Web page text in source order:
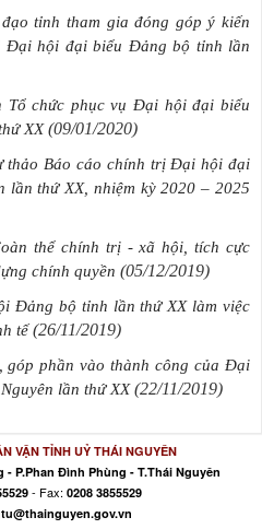
tỉnh tham gia đóng góp ý kiến
Đại hội đại biểu Đảng bộ tỉnh lần
Tổ chức phục vụ Đại hội đại biểu
XX (09/01/2020)
thảo Báo cáo chính trị Đại hội đại
lần thứ XX, nhiệm kỳ 2020 – 2025
thể chính trị - xã hội, tích cực
chính quyền (05/12/2019)
Đảng bộ tỉnh lần thứ XX làm việc
tế (26/11/2019)
góp phần vào thành công của Đại
lần thứ XX (22/11/2019)
VẬN TỈNH UỶ THÁI NGUYÊN
P.Phan Đình Phùng - T.Thái Nguyên
- Fax: 0208 3855529